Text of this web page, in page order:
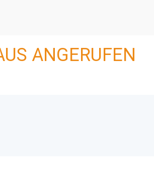
ANGERUFEN